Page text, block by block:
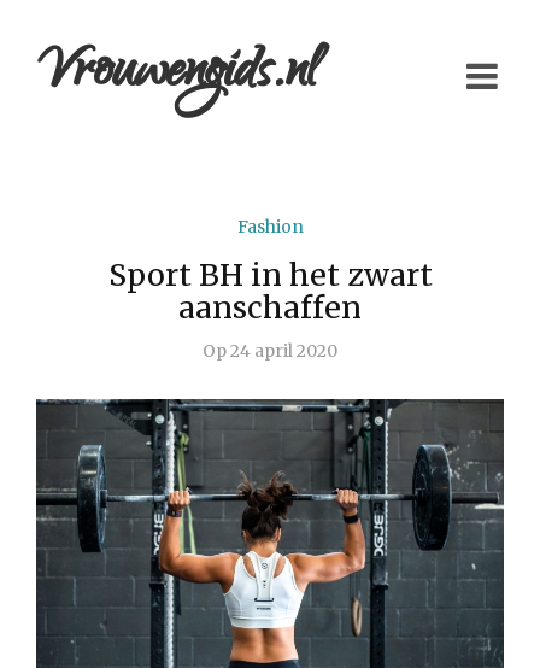
Vrouwengids.nl
Fashion
Sport BH in het zwart
aanschaffen
Op24 april 2020